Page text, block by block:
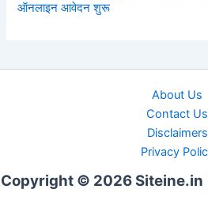
ऑनलाइन आवेदन शुरू
About Us
Contact Us
Disclaimers
Privacy
Copyright © 2026 Siteine.in